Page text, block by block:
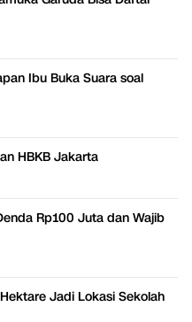
Ibu Buka Suara soal
HBKB Jakarta
Rp100 Juta dan Wajib
Jadi Lokasi Sekolah